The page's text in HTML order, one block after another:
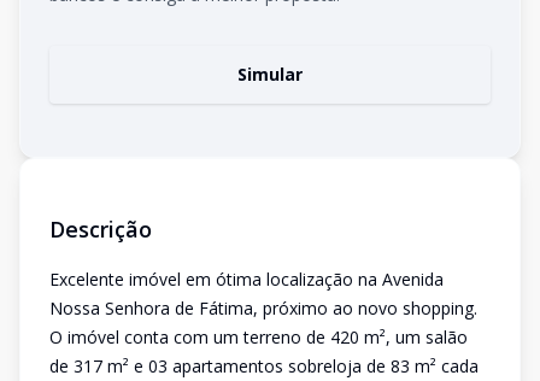
Simular
Descrição
Excelente imóvel em ótima localização na Avenida
Nossa Senhora de Fátima, próximo ao novo shopping.
O imóvel conta com um terreno de 420 m², um salão
de 317 m² e 03 apartamentos sobreloja de 83 m² cada